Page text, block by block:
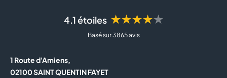
4.1 étoiles ★★★★★
Basé sur 3 865 avis
1 Route d'Amiens,
02100 SAINT QUENTIN FAYET